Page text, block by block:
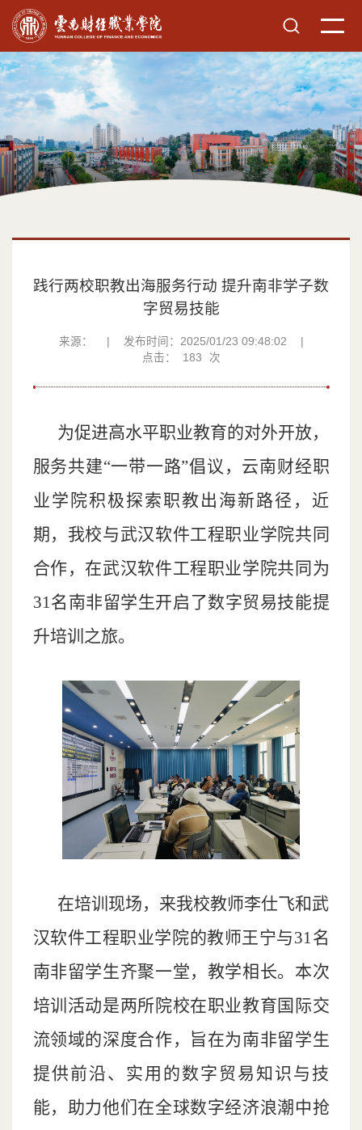
践行两校职教出海服务行动 提升南非学子数
字贸易技能
来源： 发布时间：2025/01/23 09:48:02
点击：
183 次
为促进高水平职业教育的对外开放，
服务共建“一带一路”倡议，云南财经职
业学院积极探索职教出海新路径，近
期，我校与武汉软件工程职业学院共同
合作，在武汉软件工程职业学院共同为
31名南非留学生开启了数字贸易技能提
升培训之旅。
在培训现场，来我校教师李仕飞和武
汉软件工程职业学院的教师王宁与31名
南非留学生齐聚一堂，教学相长。本次
培训活动是两所院校在职业教育国际交
流领域的深度合作，旨在为南非留学生
提供前沿、实用的数字贸易知识与技
能，助力他们在全球数字经济浪潮中抢